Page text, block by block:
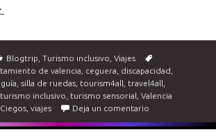
trip por la Comunitat Valenciana. Valencia,
Categorías
Blogtrip ,Turismo inclusivo ,Viajes
de valencia ceguera discapacidad
,silla de ruedas tourism4all travel4all
turismo inclusivo turismo sensorial ,Valencia
,viajes Deja un comentario